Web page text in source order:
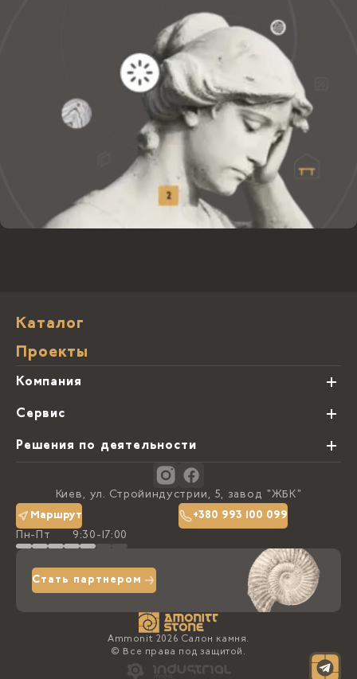
Каталог
Проекты
Компания
О нас
Блог
Контакты
Политика конфиденциальности
Доставка та оплата
Сервис
Виды обработки камня
Решения по деятельности
Киев, ул. Стройиндустрии, 5, завод "ЖБК"
Маршрут
+380 993 100 099
Пн-Пт
9:30-17:00
Стать партнером
Ammonit 2026 Салон камня.
© Все права под защитой.